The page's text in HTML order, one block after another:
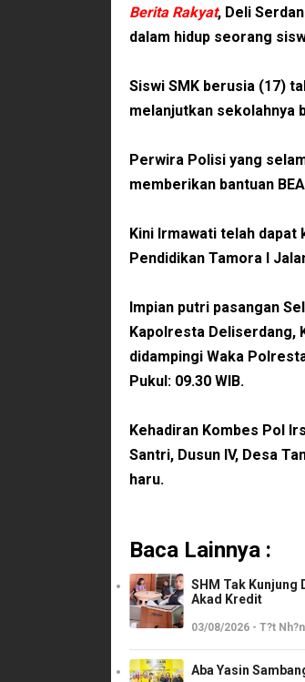
Berita Rakyat, Deli
dalam hidup seorang
Siswi SMK berusia (17)
melanjutkan
Perwira Polisi yang
memberikan bantuan
Kini Irmawati telah dapat
Pendidikan Tamora I
Impian putri pasangan
Kapolresta Deliserdang,
didampingi Waka
Pukul: 09.30 WIB.
Kehadiran Kombes Pol
Santri, Dusun IV, Desa
haru.
Baca Lainnya :
SHM Tak Kunjung
Akad Kredit
03/08/2026 - T?t
Aba Yasin